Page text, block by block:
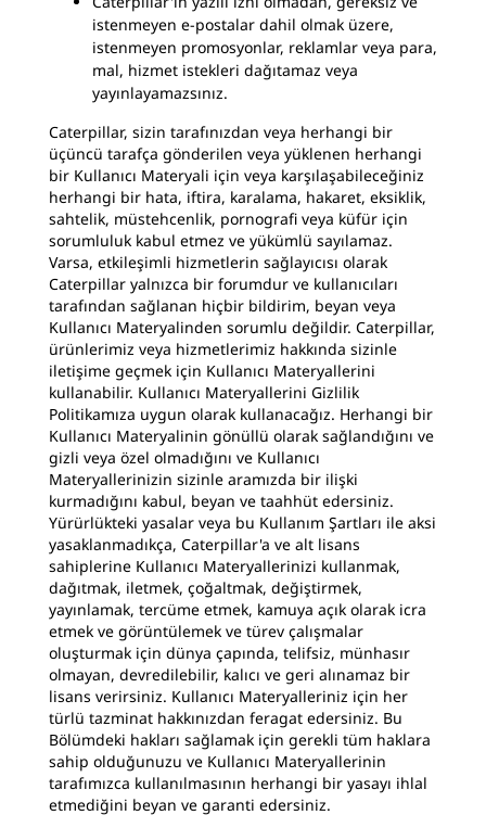
istenmeyen e-postalar dahil olmak üzere,
istenmeyen promosyonlar, reklamlar veya para,
mal, hizmet istekleri dağıtamaz veya
yayınlayamazsınız.
Caterpillar, sizin tarafınızdan veya herhangi bir
üçüncü tarafça gönderilen veya yüklenen herhangi
bir Kullanıcı Materyali için veya karşılaşabileceğiniz
herhangi bir hata, iftira, karalama, hakaret, eksiklik,
sahtelik, müstehcenlik, pornografi veya küfür için
sorumluluk kabul etmez ve yükümlü sayılamaz.
Varsa, etkileşimli hizmetlerin sağlayıcısı olarak
Caterpillar yalnızca bir forumdur ve kullanıcıları
tarafından sağlanan hiçbir bildirim, beyan veya
Kullanıcı Materyalinden sorumlu değildir. Caterpillar,
ürünlerimiz veya hizmetlerimiz hakkında sizinle
iletişime geçmek için Kullanıcı Materyallerini
kullanabilir. Kullanıcı Materyallerini Gizlilik
Politikamıza uygun olarak kullanacağız. Herhangi bir
Kullanıcı Materyalinin gönüllü olarak sağlandığını ve
gizli veya özel olmadığını ve Kullanıcı
Materyallerinizin sizinle aramızda bir ilişki
kurmadığını kabul, beyan ve taahhüt edersiniz.
Yürürlükteki yasalar veya bu Kullanım Şartları ile aksi
yasaklanmadıkça, Caterpillar'a ve alt lisans
sahiplerine Kullanıcı Materyallerinizi kullanmak,
dağıtmak, iletmek, çoğaltmak, değiştirmek,
yayınlamak, tercüme etmek, kamuya açık olarak icra
etmek ve görüntülemek ve türev çalışmalar
oluşturmak için dünya çapında, telifsiz, münhasır
olmayan, devredilebilir, kalıcı ve geri alınamaz bir
lisans verirsiniz. Kullanıcı Materyalleriniz için her
türlü tazminat hakkınızdan feragat edersiniz. Bu
Bölümdeki hakları sağlamak için gerekli tüm haklara
sahip olduğunuzu ve Kullanıcı Materyallerinin
tarafımızca kullanılmasının herhangi bir yasayı ihlal
etmediğini beyan ve garanti edersiniz.